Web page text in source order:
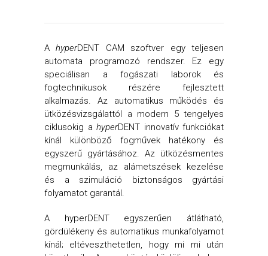
AhyperDENT CAM szoftver egy teljesen
automata programozó rendszer. Ez egy
speciálisan a fogászati laborok és
fogtechnikusok részére fejlesztett
alkalmazás. Az automatikus működés és
ütközésvizsgálattól a modern 5 tengelyes
ciklusokig a hyperDENT innovatív funkciókat
kínál különböző fogművek hatékony és
egyszerű gyártásához. Az ütközésmentes
megmunkálás, az alámetszések kezelése
és a szimuláció biztonságos gyártási
folyamatot garantál.
A hyperDENT egyszerűen átlátható,
gördülékeny és automatikus munkafolyamot
kínál; eltéveszthetetlen, hogy mi mi után